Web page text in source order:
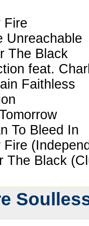
Fire
Unreachable
The Black
feat.
Faithless
To Bleed In
Fire
The Black